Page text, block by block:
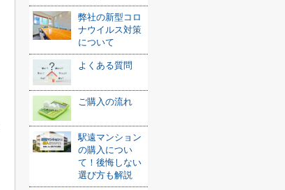
弊社の新型コロ
ナウイルス対策
について
よくある質問
ご購入の流れ
駅遠マンション
の購入につい
て！後悔しない
選び方も解説